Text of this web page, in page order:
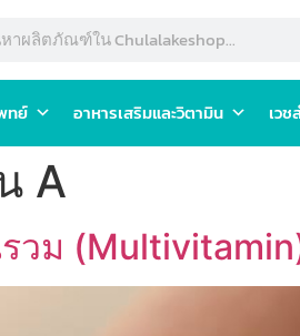
ทย์ อาหารเสริมและวิตามิน เวช
A
วม